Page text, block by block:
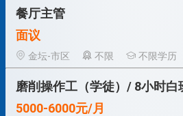
餐厅主管
面议
金坛-市区
不限 不限学历
磨削操作工（学徒）/ 8小时白
5000-6000元/月